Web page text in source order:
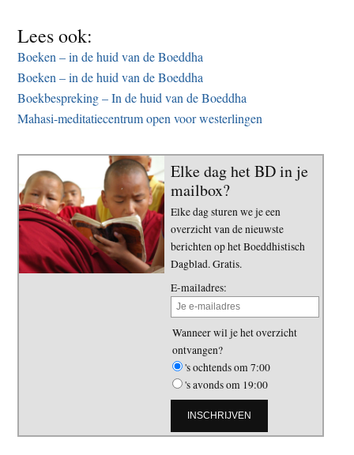
Lees ook:
Boeken – in de huid van de Boeddha
Boeken – in de huid van de Boeddha
Boekbespreking – In de huid van de Boeddha
Mahasi-meditatiecentrum open voor westerlingen
Elke dag het BD in je
mailbox?
Elke dag sturen we je een
overzicht van de nieuwste
berichten op het Boeddhistisch
Dagblad. Gratis.
E-mailadres:
Wanneer wil je het overzicht
ontvangen?
's ochtends om 7:00
's avonds om 19:00